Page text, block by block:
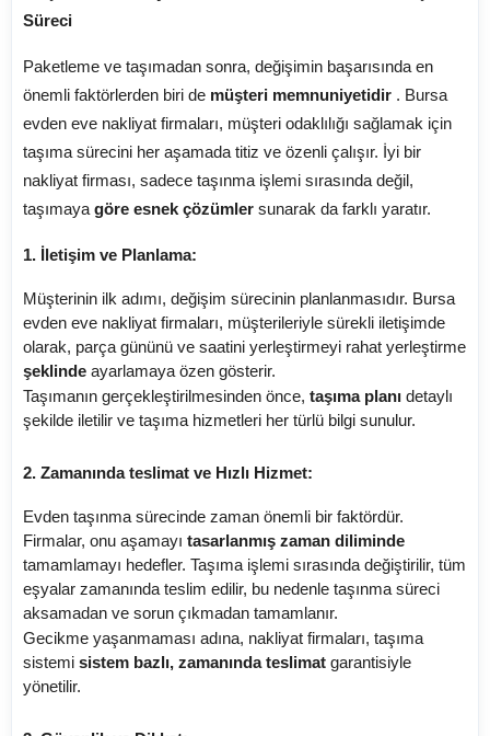
Süreci
Paketleme ve taşımadan sonra, değişimin başarısında en
önemli faktörlerden biri de müşteri memnuniyetidir . Bursa
evden eve nakliyat firmaları, müşteri odaklılığı sağlamak için
taşıma sürecini her aşamada titiz ve özenli çalışır. İyi bir
nakliyat firması, sadece taşınma işlemi sırasında değil,
taşımaya göre esnek çözümler sunarak da farklı yaratır.
1. İletişim ve Planlama:
Müşterinin ilk adımı, değişim sürecinin planlanmasıdır. Bursa
evden eve nakliyat firmaları, müşterileriyle sürekli iletişimde
olarak, parça gününü ve saatini yerleştirmeyi rahat yerleştirme
şeklinde ayarlamaya özen gösterir.
Taşımanın gerçekleştirilmesinden önce, taşıma planı detaylı
şekilde iletilir ve taşıma hizmetleri her türlü bilgi sunulur.
2. Zamanında teslimat ve Hızlı Hizmet:
Evden taşınma sürecinde zaman önemli bir faktördür.
Firmalar, onu aşamayı tasarlanmış zaman diliminde
tamamlamayı hedefler. Taşıma işlemi sırasında değiştirilir, tüm
eşyalar zamanında teslim edilir, bu nedenle taşınma süreci
aksamadan ve sorun çıkmadan tamamlanır.
Gecikme yaşanmaması adına, nakliyat firmaları, taşıma
sistemi sistem bazlı, zamanında teslimat garantisiyle
yönetilir.